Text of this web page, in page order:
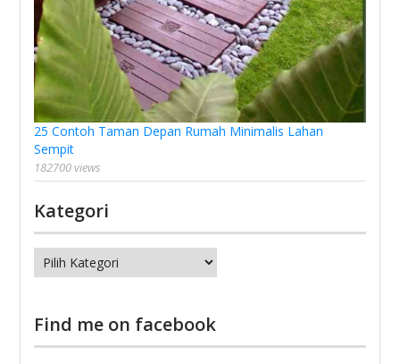
25 Contoh Taman Depan Rumah Minimalis Lahan
Sempit
182700 views
Kategori
Kategori
Find me on facebook